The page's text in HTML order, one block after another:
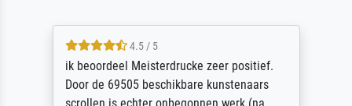
4.5 / 5
ik beoordeel Meisterdrucke zeer positief.
Door de 69505 beschikbare kunstenaars
scrollen is echter onbegonnen werk (na